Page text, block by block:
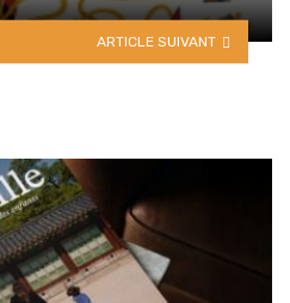
ARTICLE SUIVANT